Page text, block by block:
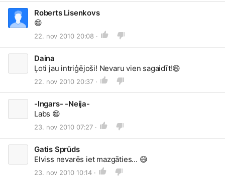
Roberts Lisenkovs
😄
22. nov 2010 20:08 ·
Daina
Ļoti jau intriģējoši! Nevaru vien sagaidīt!😄
22. nov 2010 20:37 ·
-Ingars- -Neija-
Labs 😄
23. nov 2010 07:27 ·
Gatis Sprūds
Elviss nevarēs iet mazgāties... 😄
23. nov 2010 10:14 ·